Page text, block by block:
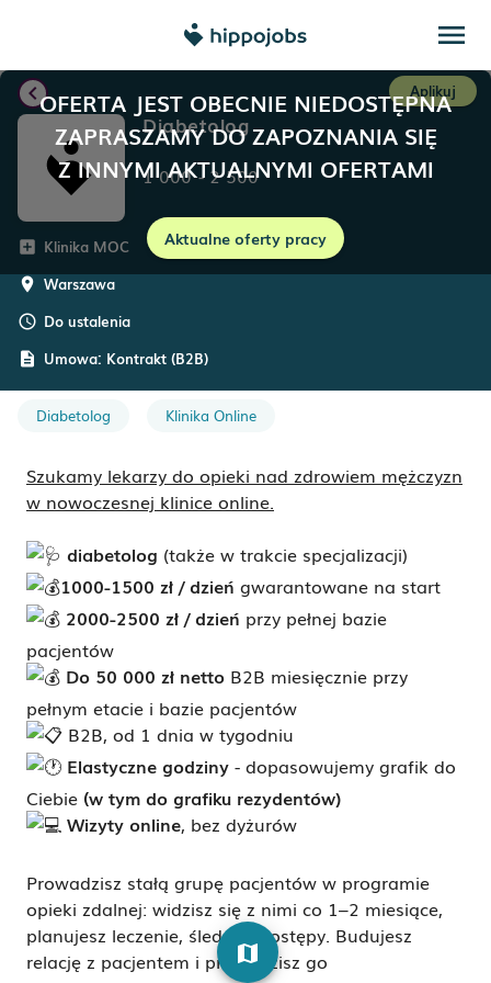
menu
OFERTA JEST OBECNIE NIEDOSTĘPNA
ZAPRASZAMY DO ZAPOZNANIA SIĘ
Z INNYMI AKTUALNYMI OFERTAMI
Aktualne oferty pracy
chevron_left Aplikuj
Diabetolog
1 000- 2 500
add_box Klinika MOC
room Warszawa
schedule Do ustalenia
description Umowa: Kontrakt (B2B)
Diabetolog Klinika Online
Szukamy lekarzy do opieki nad zdrowiem mężczyzn
w nowoczesnej klinice online.
diabetolog (także w trakcie specjalizacji)
1000-1500 zł / dzień gwarantowane na start
2000-2500 zł / dzień przy pełnej bazie
pacjentów
Do 50 000 zł netto B2B miesięcznie przy
pełnym etacie i bazie pacjentów
B2B, od 1 dnia w tygodniu
Elastyczne godziny - dopasowujemy grafik do
Ciebie (w tym do grafiku rezydentów)
Wizyty online, bez dyżurów
Prowadzisz stałą grupę pacjentów w programie
opieki zdalnej: widzisz się z nimi co 1–2 miesiące,
planujesz leczenie, śledzisz postępy. Budujesz
relację z pacjentem i prowadzisz go
map